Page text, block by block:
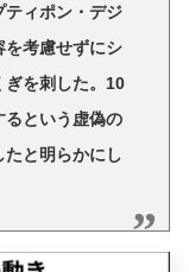
ティポン・デジ
を考慮せずにシ
ぎを刺した。10
るという虚偽の
と明らかにし